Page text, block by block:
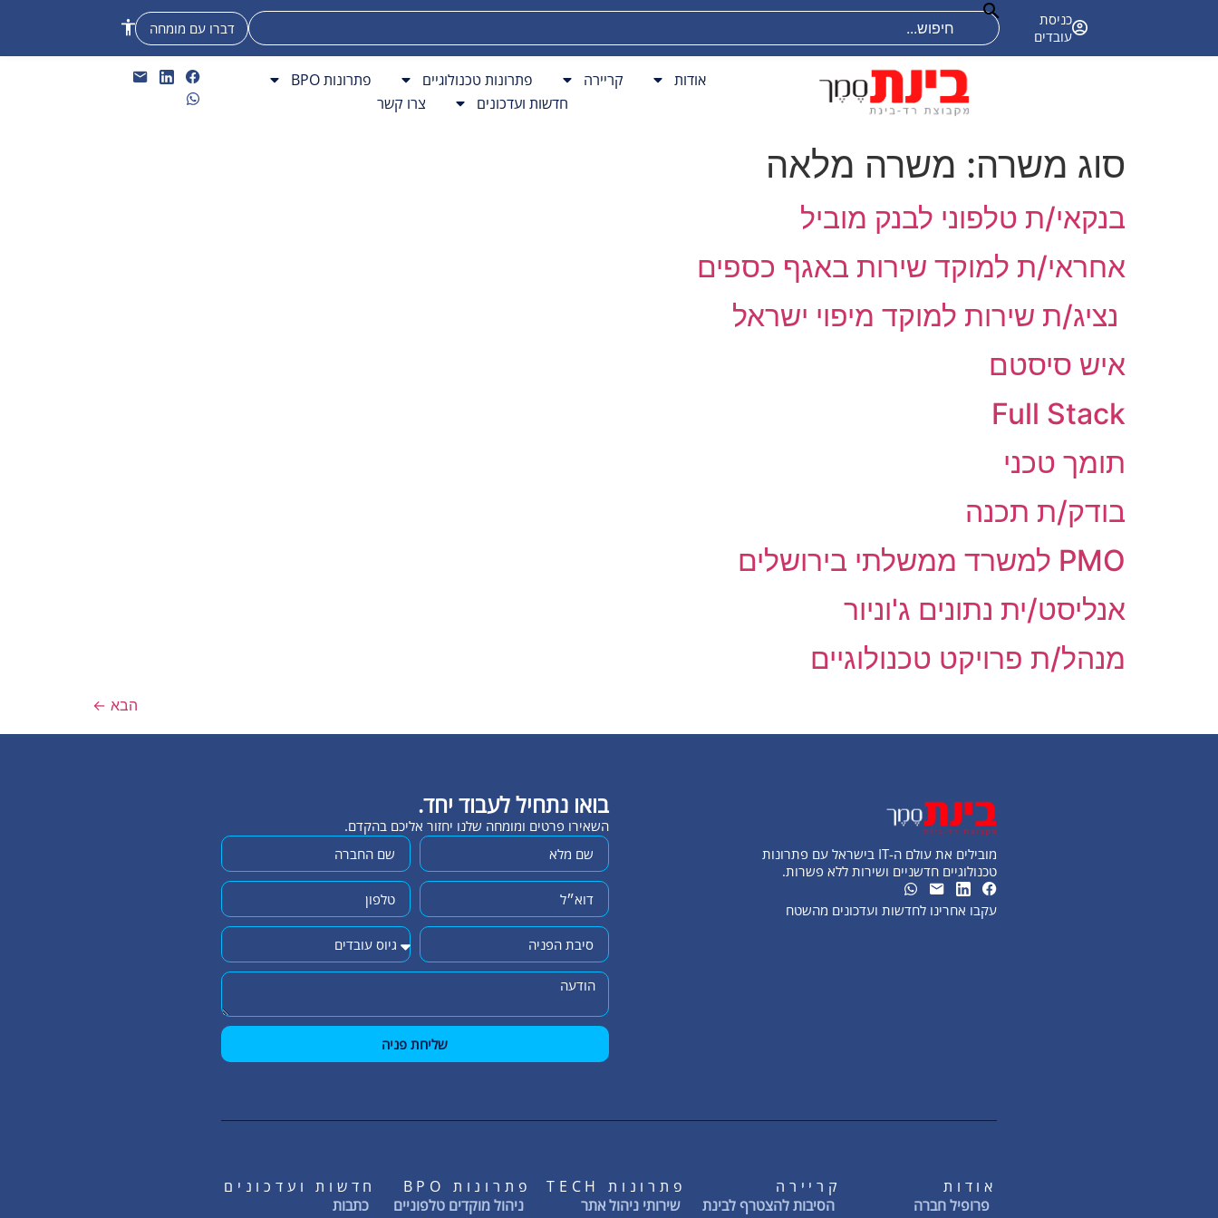
כניסת
עובדים
דברו עם מומחה
קריירה פתרונות טכנולוגיים פתרונות BPO חדשות ועדכונים צרו קשר
אודות קריירה פתרונות טכנולוגיים
פתרונות BPO
חדשות ועדכונים
צרו קשר
סוג משרה: משרה מלאה
בנקאי/ת טלפוני לבנק מוביל
אחראי/ת למוקד שירות באגף כספים
נציג/ת שירות למוקד מיפוי ישראל
איש סיסטם
Full Stack
תומך טכני
בודק/ת תכנה
PMO למשרד ממשלתי בירושלים
אנליסט/ית נתונים ג'וניור
מנהל/ת פרויקט טכנולוגיים
הבא ←
מובילים את עולם ה-IT בישראל עם פתרונות
טכנולוגיים חדשניים ושירות ללא פשרות.
עקבו אחרינו לחדשות ועדכונים מהשטח
בואו נתחיל לעבוד יחד.
השאירו פרטים ומומחה שלנו יחזור אליכם בהקדם.
שליחת פניה
אודות
פרופיל חברה
קריירה
הסיבות להצטרף לבינת
פתרונות TECH
שירותי ניהול אתר
פתרונות BPO
ניהול מוקדים טלפוניים
חדשות ועדכונים
כתבות